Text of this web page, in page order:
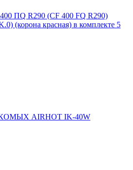
ПQ R290 (СF 400 FQ R290)
(корона красная) в комплекте 5
AIRHOT IK-40W